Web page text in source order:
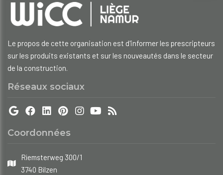
Le propos de cette organisation est d'informer les prescripteurs
sur les produits existants et sur les nouveautés dans le secteur
de la construction.
Réseaux sociaux
Coordonnées
Riemsterweg 300/1
3740 Bilzen